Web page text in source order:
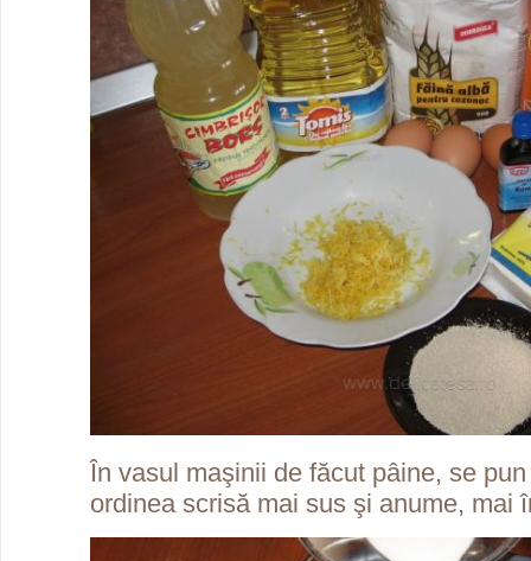
În vasul maşinii de făcut pâine, se
ordinea scrisă mai sus şi anume, mai